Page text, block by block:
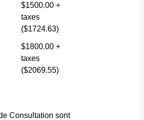
$1500.00 +
taxes
($1724.63)
$1800.00 +
taxes
($2069.55)
Consultation sont